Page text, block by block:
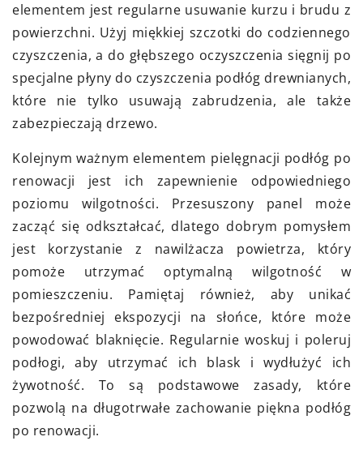
elementem jest regularne usuwanie kurzu i brudu z
powierzchni. Użyj miękkiej szczotki do codziennego
czyszczenia, a do głębszego oczyszczenia sięgnij po
specjalne płyny do czyszczenia podłóg drewnianych,
które nie tylko usuwają zabrudzenia, ale także
zabezpieczają drzewo.
Kolejnym ważnym elementem pielęgnacji podłóg po
renowacji jest ich zapewnienie odpowiedniego
poziomu wilgotności. Przesuszony panel może
zacząć się odkształcać, dlatego dobrym pomysłem
jest korzystanie z nawilżacza powietrza, który
pomoże utrzymać optymalną wilgotność w
pomieszczeniu. Pamiętaj również, aby unikać
bezpośredniej ekspozycji na słońce, które może
powodować blaknięcie. Regularnie woskuj i poleruj
podłogi, aby utrzymać ich blask i wydłużyć ich
żywotność. To są podstawowe zasady, które
pozwolą na długotrwałe zachowanie piękna podłóg
po renowacji.